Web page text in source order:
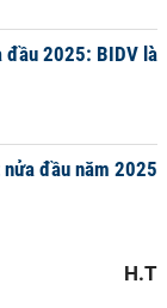
đầu 2025: BIDV là
đầu năm 2025
H.T